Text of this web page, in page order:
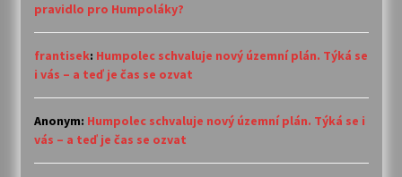
pravidlo pro Humpoláky?
frantisek: Humpolec schvaluje nový územní plán. Týká se
i vás – a teď je čas se ozvat
Anonym: Humpolec schvaluje nový územní plán. Týká se i
vás – a teď je čas se ozvat